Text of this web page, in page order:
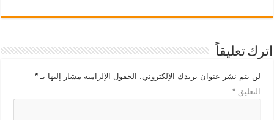
اترك تعليقاً
لن يتم نشر عنوان بريدك الإلكتروني. الحقول الإلزامية مشار إليها بـ*
التعليق*